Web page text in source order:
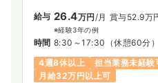
給与 26.4万円 /月 賞与52.9万
※経験3年の例
時間 8:30～17:30 （休憩60分）
4週8休以上
担当業務未経験
月給32万円以上可